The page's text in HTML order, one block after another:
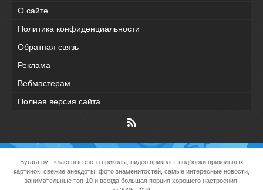
О сайте
Политика конфиденциальности
Обратная связь
Реклама
Вебмастерам
Полная версия сайта
Бугага.ру- классные фото приколы, видео приколы, подборки прикольных
картинок, свежие анекдоты, фото знаменитостей, самые интересные новости,
занимательные топ-10 и всегда большая порция хорошего настроения.